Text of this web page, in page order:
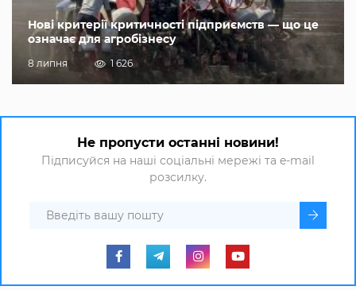
Нові критерії критичності підприємств — що це
означає для агробізнесу
8 липня 1 626
Не пропусти останні новини!
Підписуйся на наші соціальні мережі та e-mail
розсилку.